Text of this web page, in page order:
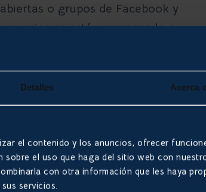
Detalles Acerca
el contenido y los anuncios, ofrecer
el uso que haga del sitio web con
con otra información que les haya
servicios.
o grupos de Facebook y
se están empezando a
han percatado de que lo que
las que en un principio se tenía